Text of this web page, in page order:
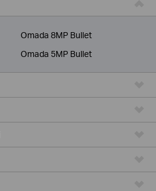
Omada 8MP Bullet
Omada 5MP Bullet